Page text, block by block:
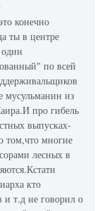
конечно
ты в центре
по всей
мусульманин из
про гибель
выпусках-
том,что многие
лесных в
кто
и т.д не говорил о